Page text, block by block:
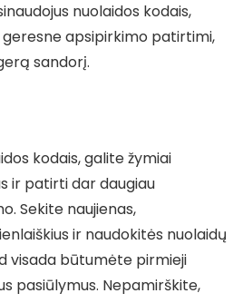
nuolaidos kodais,
apsipirkimo patirtimi,
sandorį.
kodais, galite žymiai
ir patirti dar daugiau
Sekite naujienas,
ir naudokitės nuolaidų
visada būtumėte pirmieji
pasiūlymus. Nepamirškite,